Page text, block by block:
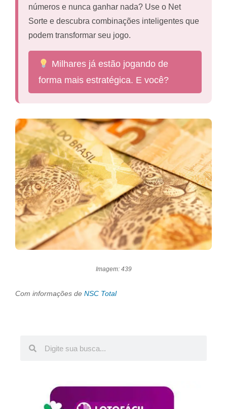
números e nunca ganhar nada? Use o Net
Sorte e descubra combinações inteligentes que
podem transformar seu jogo.
Milhares já estão jogando de
forma mais estratégica. E você?
Imagem: 439
Com informações de NSC Total